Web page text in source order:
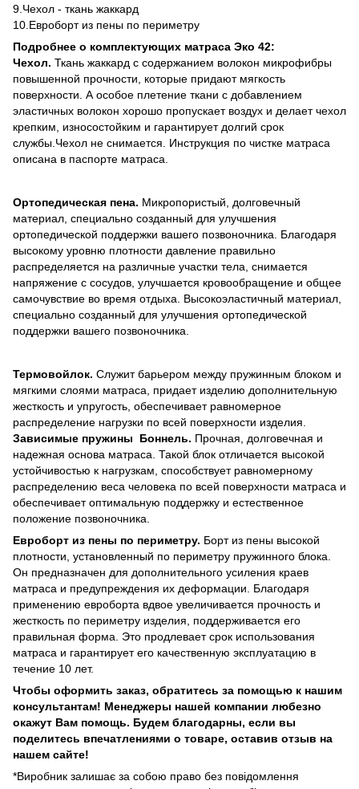
9.Чехол - ткань жаккард
10.Евроборт из пены по периметру
Подробнее о комплектующих матраса Эко 42:
Чехол. Ткань жаккард с содержанием волокон микрофибры
повышенной прочности, которые придают мягкость
поверхности. А особое плетение ткани с добавлением
эластичных волокон хорошо пропускает воздух и делает чехол
крепким, износостойким и гарантирует долгий срок
службы.Чехол не снимается. Инструкция по чистке матраса
описана в паспорте матраса.
Ортопедическая пена. Микропористый, долговечный
материал, специально созданный для улучшения
ортопедической поддержки вашего позвоночника. Благодаря
высокому уровню плотности давление правильно
распределяется на различные участки тела, снимается
напряжение с сосудов, улучшается кровообращение и общее
самочувствие во время отдыха. Высокоэластичный материал,
специально созданный для улучшения ортопедической
поддержки вашего позвоночника.
Термовойлок. Служит барьером между пружинным блоком и
мягкими слоями матраса, придает изделию дополнительную
жесткость и упругость, обеспечивает равномерное
распределение нагрузки по всей поверхности изделия.
Зависимые пружины Боннель. Прочная, долговечная и
надежная основа матраса. Такой блок отличается высокой
устойчивостью к нагрузкам, способствует равномерному
распределению веса человека по всей поверхности матраса и
обеспечивает оптимальную поддержку и естественное
положение позвоночника.
Евроборт из пены по периметру. Борт из пены высокой
плотности, установленный по периметру пружинного блока.
Он предназначен для дополнительного усиления краев
матраса и предупреждения их деформации. Благодаря
применению евроборта вдвое увеличивается прочность и
жесткость по периметру изделия, поддерживается его
правильная форма. Это продлевает срок использования
матраса и гарантирует его качественную эксплуатацию в
течение 10 лет.
Чтобы оформить заказ, обратитесь за помощью к нашим
консультантам! Менеджеры нашей компании любезно
окажут Вам помощь. Будем благодарны, если вы
поделитесь впечатлениями о товаре, оставив отзыв на
нашем сайте!
*Виробник залишає за собою право без повідомлення